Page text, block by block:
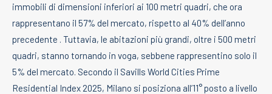
immobili di dimensioni inferiori ai 100 metri quadri, che ora
rappresentano il 57% del mercato, rispetto al 40% dell’anno
precedente . Tuttavia, le abitazioni più grandi, oltre i 500 metri
quadri, stanno tornando in voga, sebbene rappresentino solo il
5% del mercato. Secondo il Savills World Cities Prime
Residential Index 2025, Milano si posiziona all’11° posto a livello